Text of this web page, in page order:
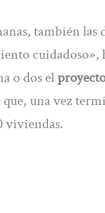
también
cuidadoso»,
o dos el
una vez
viviendas.